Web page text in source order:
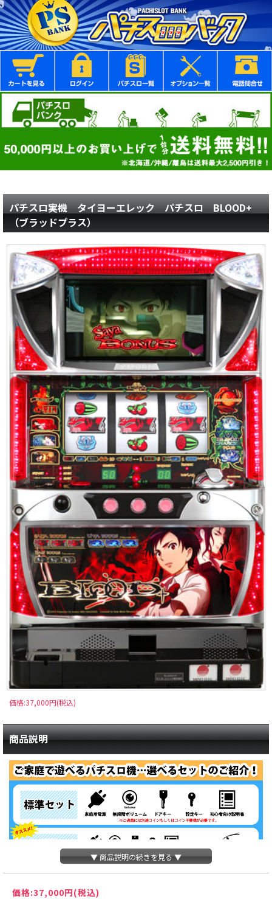
パチスロ実機 タイヨーエレック パチスロ BLOOD+
（ブラッドプラス）
価格:37,000円(税込)
商品説明
▼ 商品説明の続きを見る ▼
価格:37,000円(税込)